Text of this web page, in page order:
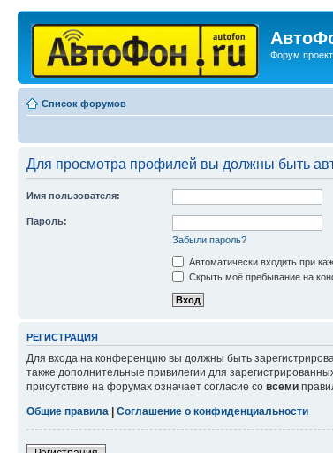
Форум
Список форумов
Для просмотра профилей вы должны быть
Имя пользователя:
Пароль:
Забыли пароль?
Автоматически входить при
Скрыть моё пребывание на
РЕГИСТРАЦИЯ
Для входа на конференцию вы должны быть
также дополнительные привилегии для
присутствие на форумах означает согласие со всеми
Общие правила | Соглашение о конфиденциальности